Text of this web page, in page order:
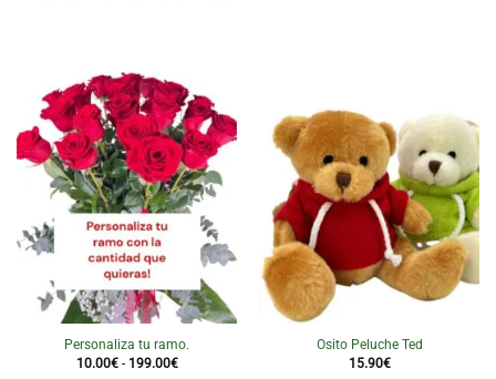
Personaliza tu ramo.
10.00€ - 199.00€Rango
Osito Peluche Ted
15.90€